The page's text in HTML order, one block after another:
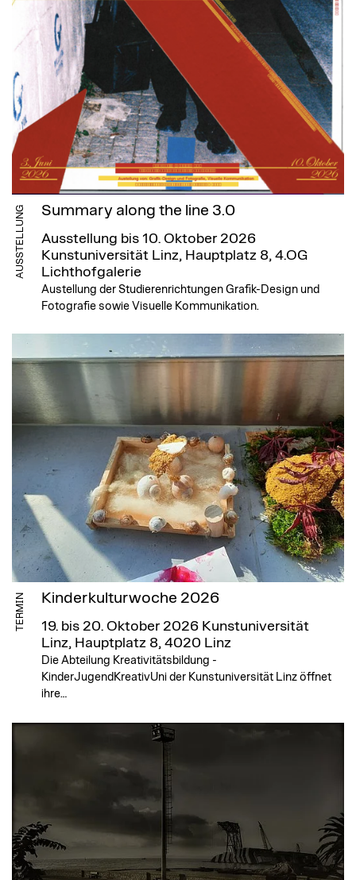
AUSSTELLUNG Summary along the line 3.0
Ausstellung bis 10. Oktober 2026
Kunstuniversität Linz, Hauptplatz 8, 4.OG
Lichthofgalerie
Austellung der Studierenrichtungen Grafik-Design und
Fotografie sowie Visuelle Kommunikation.
TERMIN Kinderkulturwoche 2026
19. bis 20. Oktober 2026 Kunstuniversität
Linz, Hauptplatz 8, 4020 Linz
Die Abteilung Kreativitätsbildung -
KinderJugendKreativUni der Kunstuniversität Linz öffnet
ihre…